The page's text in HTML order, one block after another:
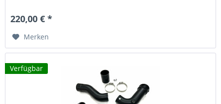
220,00 € *
Merken
Verfügbar